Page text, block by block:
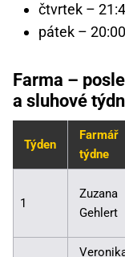
čtvrtek –
pátek – 20:00
Farma –
a sluhové
Týden
Farmář
týdne
1
Zuzana
Gehlert